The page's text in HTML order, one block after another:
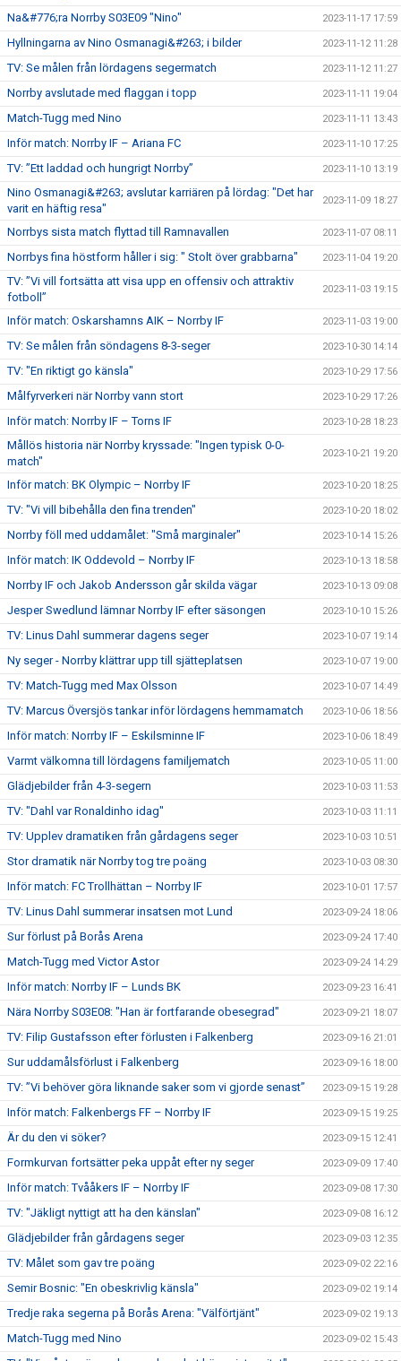
Na&#776;ra Norrby S03E09 "Nino" 2023-11-17 17:59
Hyllningarna av Nino Osmanagi&#263; i bilder 2023-11-12 11:28
TV: Se målen från lördagens segermatch 2023-11-12 11:27
Norrby avslutade med flaggan i topp 2023-11-11 19:04
Match-Tugg med Nino 2023-11-11 13:43
Inför match: Norrby IF – Ariana FC 2023-11-10 17:25
TV: ”Ett laddad och hungrigt Norrby” 2023-11-10 13:19
Nino Osmanagi&#263; avslutar karriären på lördag: "Det har
varit en häftig resa"
2023-11-09 18:27
Norrbys sista match flyttad till Ramnavallen 2023-11-07 08:11
Norrbys fina höstform håller i sig: " Stolt över grabbarna" 2023-11-04 19:20
TV: ”Vi vill fortsätta att visa upp en offensiv och attraktiv
fotboll”
2023-11-03 19:15
Inför match: Oskarshamns AIK – Norrby IF 2023-11-03 19:00
TV: Se målen från söndagens 8-3-seger 2023-10-30 14:14
TV: "En riktigt go känsla" 2023-10-29 17:56
Målfyrverkeri när Norrby vann stort 2023-10-29 17:26
Inför match: Norrby IF – Torns IF 2023-10-28 18:23
Mållös historia när Norrby kryssade: "Ingen typisk 0-0-
match"
2023-10-21 19:20
Inför match: BK Olympic – Norrby IF 2023-10-20 18:25
TV: "Vi vill bibehålla den fina trenden" 2023-10-20 18:02
Norrby föll med uddamålet: "Små marginaler" 2023-10-14 15:26
Inför match: IK Oddevold – Norrby IF 2023-10-13 18:58
Norrby IF och Jakob Andersson går skilda vägar 2023-10-13 09:08
Jesper Swedlund lämnar Norrby IF efter säsongen 2023-10-10 15:26
TV: Linus Dahl summerar dagens seger 2023-10-07 19:14
Ny seger - Norrby klättrar upp till sjätteplatsen 2023-10-07 19:00
TV: Match-Tugg med Max Olsson 2023-10-07 14:49
TV: Marcus Översjös tankar inför lördagens hemmamatch 2023-10-06 18:56
Inför match: Norrby IF – Eskilsminne IF 2023-10-06 18:49
Varmt välkomna till lördagens familjematch 2023-10-05 11:00
Glädjebilder från 4-3-segern 2023-10-03 11:53
TV: "Dahl var Ronaldinho idag" 2023-10-03 11:11
TV: Upplev dramatiken från gårdagens seger 2023-10-03 10:51
Stor dramatik när Norrby tog tre poäng 2023-10-03 08:30
Inför match: FC Trollhättan – Norrby IF 2023-10-01 17:57
TV: Linus Dahl summerar insatsen mot Lund 2023-09-24 18:06
Sur förlust på Borås Arena 2023-09-24 17:40
Match-Tugg med Victor Astor 2023-09-24 14:29
Inför match: Norrby IF – Lunds BK 2023-09-23 16:41
Nära Norrby S03E08: "Han är fortfarande obesegrad" 2023-09-21 18:07
TV: Filip Gustafsson efter förlusten i Falkenberg 2023-09-16 21:01
Sur uddamålsförlust i Falkenberg 2023-09-16 18:00
TV: ”Vi behöver göra liknande saker som vi gjorde senast” 2023-09-15 19:28
Inför match: Falkenbergs FF – Norrby IF 2023-09-15 19:25
Är du den vi söker? 2023-09-15 12:41
Formkurvan fortsätter peka uppåt efter ny seger 2023-09-09 17:40
Inför match: Tvååkers IF – Norrby IF 2023-09-08 17:30
TV: "Jäkligt nyttigt att ha den känslan" 2023-09-08 16:12
Glädjebilder från gårdagens seger 2023-09-03 12:35
TV: Målet som gav tre poäng 2023-09-02 22:16
Semir Bosnic: "En obeskrivlig känsla" 2023-09-02 19:14
Tredje raka segerna på Borås Arena: "Välförtjänt" 2023-09-02 19:13
Match-Tugg med Nino 2023-09-02 15:43